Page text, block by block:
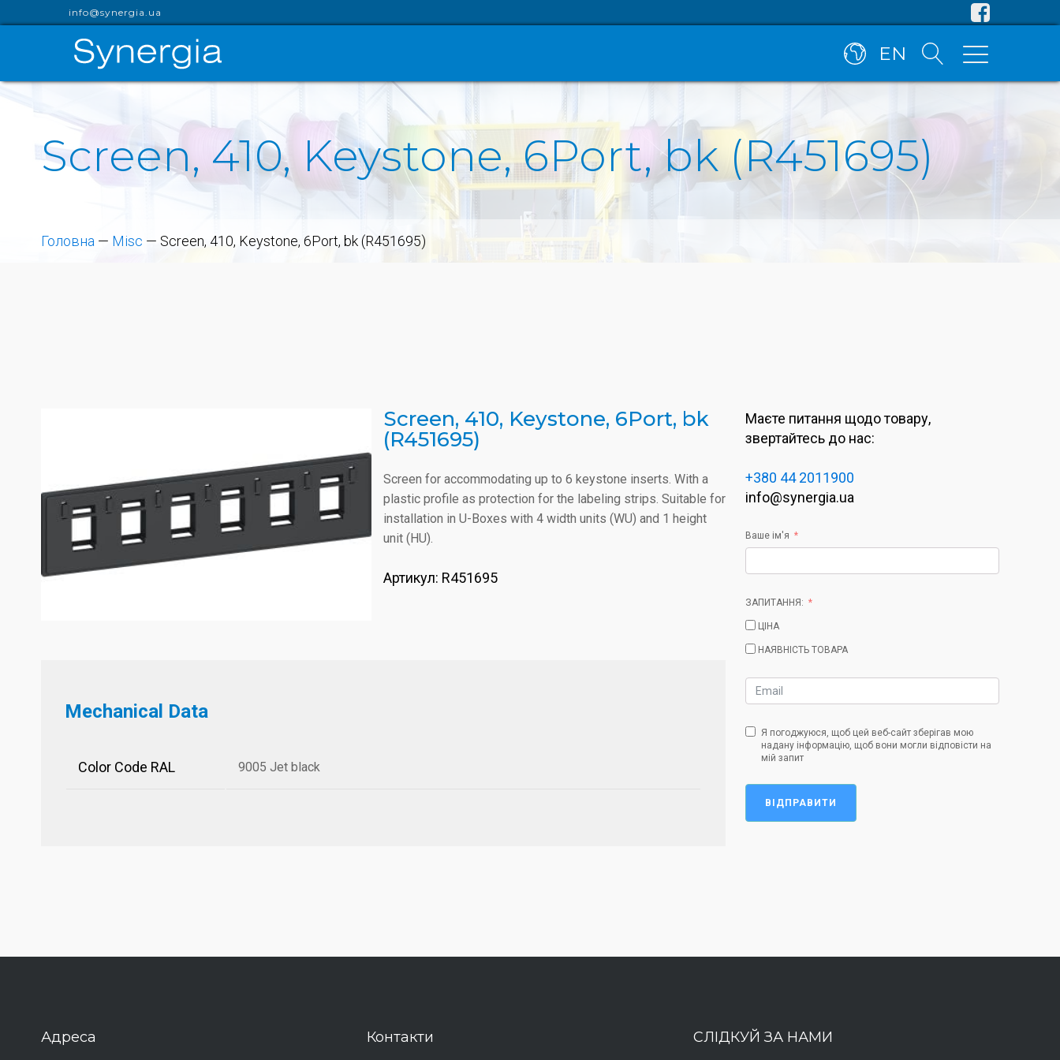
info@synergia.ua
EN
Screen, 410, Keystone, 6Port, bk (R451695)
Головна — Misc — Screen, 410, Keystone, 6Port, bk (R451695)
Screen, 410, Keystone, 6Port, bk
(R451695)
Screen for accommodating up to 6 keystone inserts. With a
plastic profile as protection for the labeling strips. Suitable for
installation in U-Boxes with 4 width units (WU) and 1 height
unit (HU).
Артикул: R451695
Mechanical Data
Color Code RAL 9005 Jet black
Маєте питання щодо товару,
звертайтесь до нас:
+380 44 2011900
info@synergia.ua
Ваше ім'я
ЗАПИТАННЯ:
ЦІНА
НАЯВНІСТЬ ТОВАРА
Я погоджуюся, щоб цей веб-сайт зберігав мою
надану інформацію, щоб вони могли відповісти на
мій запит
ВІДПРАВИТИ
Адреса Контакти СЛІДКУЙ ЗА НАМИ